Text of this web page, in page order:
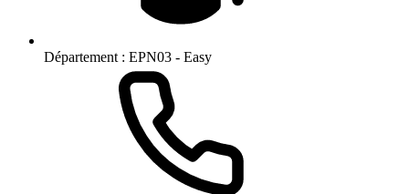
Département : EPN03 - Easy